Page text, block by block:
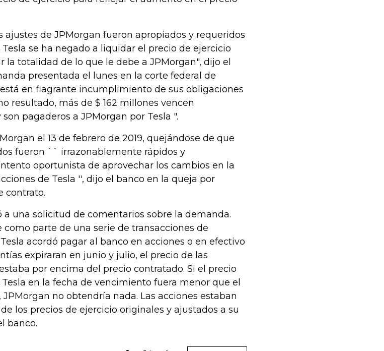
ajustes de JPMorgan fueron apropiados y requeridos
se ha negado a liquidar el precio de ejercicio
la totalidad de lo que le debe a JPMorgan", dijo el
presentada el lunes en la corte federal de
está en flagrante incumplimiento de sus obligaciones
resultado, más de $ 162 millones vencen
pagaderos a JPMorgan por Tesla ".
el 13 de febrero de 2019, quejándose de que
fueron `` irrazonablemente rápidos y
oportunista de aprovechar los cambios en la
de Tesla '', dijo el banco en la queja por
contrato.
a una solicitud de comentarios sobre la demanda.
como parte de una serie de transacciones de
acordó pagar al banco en acciones o en efectivo
expiraran en junio y julio, el precio de las
por encima del precio contratado. Si el precio
en la fecha de vencimiento fuera menor que el
no obtendría nada. Las acciones estaban
los precios de ejercicio originales y ajustados a su
banco.